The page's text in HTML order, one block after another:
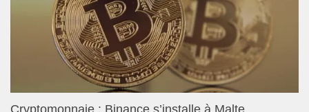
Cryptomonnaie : Binance s’installe à Malte